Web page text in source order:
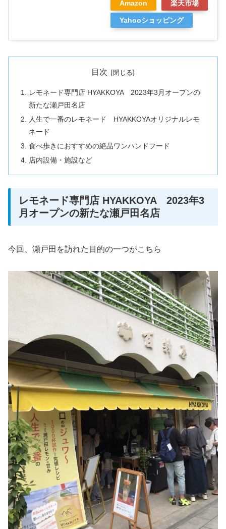
Amazon 楽天市場
Yahooショッピング
目次
レモネード専門店 HYAKKOYA 2023年3月オープンの
新たな瀬戸田名店
人生で一番のレモネード HYAKKOYAオリジナルレモ
ネード
食べ歩きにおすすめの絶品ワンハンドフード
店内設備・施設など
レモネード専門店 HYAKKOYA 2023年3
月オープンの新たな瀬戸田名店
今回、瀬戸田を訪れた目的の一つがこちら